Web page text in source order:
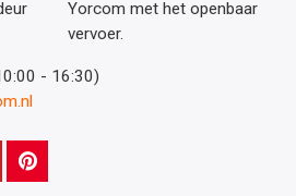
Yorcom met het openbaar
vervoer.
- 16:30)